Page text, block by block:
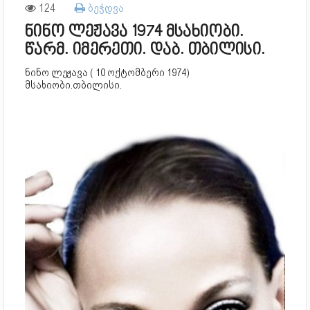
124 ბეჭდვა
ნინო ლეჟავა 1974 მსახიობი.
წარმ. იმერეთი. დაბ. თბილისი.
ნინო ლეჟავა ( 10 ოქტომბერი 1974)
მსახიობი.თბილისი.